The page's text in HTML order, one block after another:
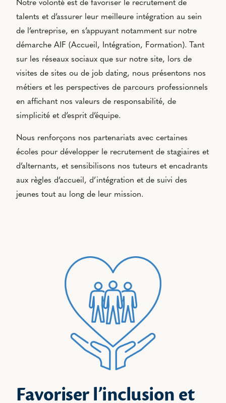
Notre volonté est de favoriser le recrutement de
talents et d’assurer leur meilleure intégration au sein
de l’entreprise, en s’appuyant notamment sur notre
démarche AIF (Accueil, Intégration, Formation). Tant
sur les réseaux sociaux que sur notre site, lors de
visites de sites ou de job dating, nous présentons nos
métiers et les perspectives de parcours professionnels
en affichant nos valeurs de responsabilité, de
simplicité et d’esprit d’équipe.
Nous renforçons nos partenariats avec certaines
écoles pour développer le recrutement de stagiaires et
d’alternants, et sensibilisons nos tuteurs et encadrants
aux règles d’accueil, d’intégration et de suivi des
jeunes tout au long de leur mission.
Favoriser l’inclusion et